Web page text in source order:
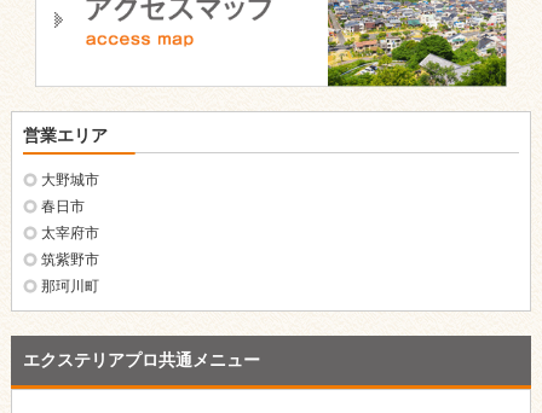
エクステリアプロ共通メニュー
営業エリア
大野城市
春日市
太宰府市
筑紫野市
那珂川町